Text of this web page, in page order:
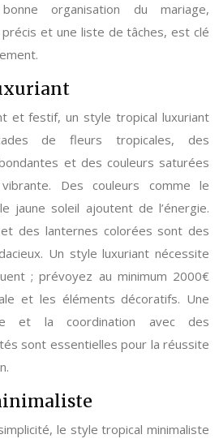
organisation du mariage,
précis et une liste de tâches, est clé
et festif, un style tropical luxuriant
de fleurs tropicales, des
et des couleurs saturées
Des couleurs comme le
jaune soleil ajoutent de l’énergie.
des lanternes colorées sont des
Un style luxuriant nécessite
; prévoyez au minimum 2000€
et les éléments décoratifs. Une
et la coordination avec des
sont essentielles pour la réussite
le style tropical minimaliste